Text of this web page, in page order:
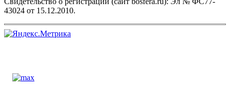
43024 от 15.12.2010.